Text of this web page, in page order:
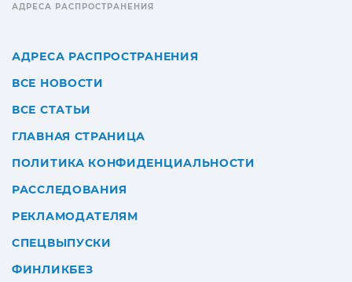
АДРЕСА РАСПРОСТРАНЕНИЯ
АДРЕСА РАСПРОСТРАНЕНИЯ
ВСЕ НОВОСТИ
ВСЕ СТАТЬИ
ГЛАВНАЯ СТРАНИЦА
ПОЛИТИКА КОНФИДЕНЦИАЛЬНОСТИ
РАССЛЕДОВАНИЯ
РЕКЛАМОДАТЕЛЯМ
СПЕЦВЫПУСКИ
ФИНЛИКБЕЗ